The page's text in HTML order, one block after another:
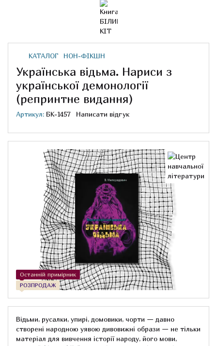
КАТАЛОГ НОН-ФІКШН
Українська відьма. Нариси з
української демонології
(репринтне видання)
Артикул: БК-1457 Написати відгук
Останній примірник
РОЗПРОДАЖ
Відьми, русалки, упирі, домовики, чорти — давно
створені народною уявою дивовижні образи — не тільки
матеріал для вивчення історії народу, його мови,